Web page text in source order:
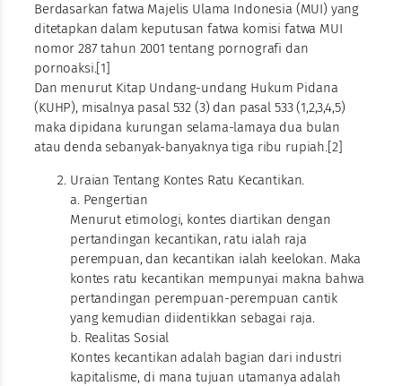
Berdasarkan fatwa Majelis Ulama Indonesia (MUI) yang
ditetapkan dalam keputusan fatwa komisi fatwa MUI
nomor 287 tahun 2001 tentang pornografi dan
pornoaksi.[1]
Dan menurut Kitap Undang-undang Hukum Pidana
(KUHP), misalnya pasal 532 (3) dan pasal 533 (1,2,3,4,5)
maka dipidana kurungan selama-lamaya dua bulan
atau denda sebanyak-banyaknya tiga ribu rupiah.[2]
Uraian Tentang Kontes Ratu Kecantikan.
a. Pengertian
Menurut etimologi, kontes diartikan dengan
pertandingan kecantikan, ratu ialah raja
perempuan, dan kecantikan ialah keelokan. Maka
kontes ratu kecantikan mempunyai makna bahwa
pertandingan perempuan-perempuan cantik
yang kemudian diidentikkan sebagai raja.
b. Realitas Sosial
Kontes kecantikan adalah bagian dari industri
kapitalisme, di mana tujuan utamanya adalah